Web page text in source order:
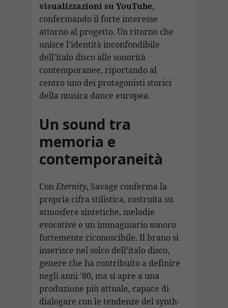
visualizzazioni su YouTube,
confermando il forte interesse
attorno al progetto. Un ritorno che
unisce l’identità inconfondibile
dell’italo disco alle sonorità
contemporanee, riportando al
centro uno dei protagonisti storici
della musica dance europea.
Un sound tra
memoria e
contemporaneità
ConEternity, Savage conferma la
propria cifra stilistica, costruita su
atmosfere sintetiche, melodie
evocative e un immaginario sonoro
fortemente riconoscibile. Il brano si
inserisce nel solco dell’italo disco,
genere che ha contribuito a definire
negli anni ’80, ma si apre a una
produzione più attuale, capace di
dialogare con le tendenze del synth-